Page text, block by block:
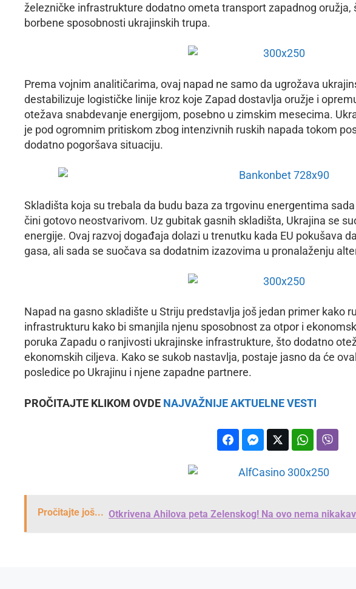
železničke infrastrukture dodatno ometa transport zapadnog oružja,
borbene sposobnosti ukrajinskih trupa.
Prema vojnim analitičarima, ovaj napad ne samo da ugrožava
destabilizuje logističke linije kroz koje Zapad dostavlja oružje i
otežava snabdevanje energijom, posebno u zimskim mesecima.
je pod ogromnim pritiskom zbog intenzivnih ruskih napada tokom
dodatno pogoršava situaciju.
Skladišta koja su trebala da budu baza za trgovinu energentima
čini gotovo neostvarivom. Uz gubitak gasnih skladišta, Ukrajina se
energije. Ovaj razvoj događaja dolazi u trenutku kada EU pokušava
gasa, ali sada se suočava sa dodatnim izazovima u pronalaženju
Napad na gasno skladište u Striju predstavlja još jedan primer kako
infrastrukturu kako bi smanjila njenu sposobnost za otpor i
poruka Zapadu o ranjivosti ukrajinske infrastrukture, što dodatno
ekonomskih ciljeva. Kako se sukob nastavlja, postaje jasno da će
posledice po Ukrajinu i njene zapadne partnere.
PROČITAJTE KLIKOM OVDE NAJVAŽNIJE AKTUELNE VESTI
Pročitajte još... Otkrivena Ahilova peta Zelenskog! Na ovo nema